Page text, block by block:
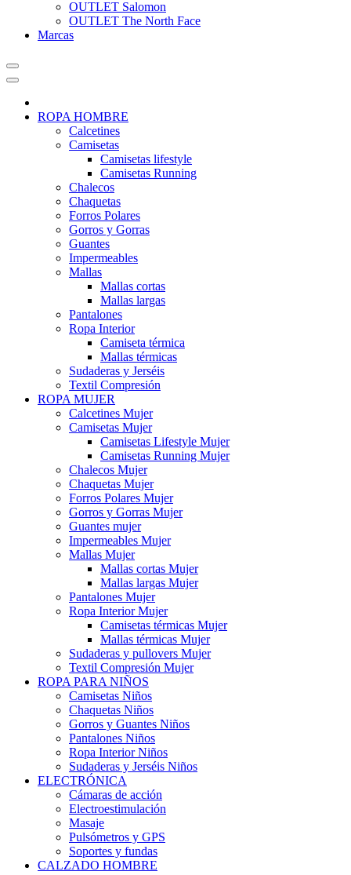
OUTLET Salomon
OUTLET The North Face
Marcas
ROPA HOMBRE
Calcetines
Camisetas
Camisetas lifestyle
Camisetas Running
Chalecos
Chaquetas
Forros Polares
Gorros y Gorras
Guantes
Impermeables
Mallas
Mallas cortas
Mallas largas
Pantalones
Ropa Interior
Camiseta térmica
Mallas térmicas
Sudaderas y Jerséis
Textil Compresión
ROPA MUJER
Calcetines Mujer
Camisetas Mujer
Camisetas Lifestyle Mujer
Camisetas Running Mujer
Chalecos Mujer
Chaquetas Mujer
Forros Polares Mujer
Gorros y Gorras Mujer
Guantes mujer
Impermeables Mujer
Mallas Mujer
Mallas cortas Mujer
Mallas largas Mujer
Pantalones Mujer
Ropa Interior Mujer
Camisetas térmicas Mujer
Mallas térmicas Mujer
Sudaderas y pullovers Mujer
Textil Compresión Mujer
ROPA PARA NIÑOS
Camisetas Niños
Chaquetas Niños
Gorros y Guantes Niños
Pantalones Niños
Ropa Interior Niños
Sudaderas y Jerséis Niños
ELECTRÓNICA
Cámaras de acción
Electroestimulación
Masaje
Pulsómetros y GPS
Soportes y fundas
CALZADO HOMBRE